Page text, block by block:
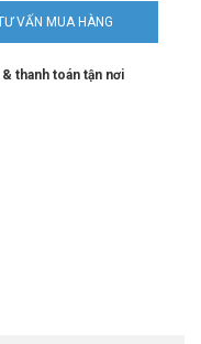
VẤN MUA HÀNG
thanh toán tận nơi